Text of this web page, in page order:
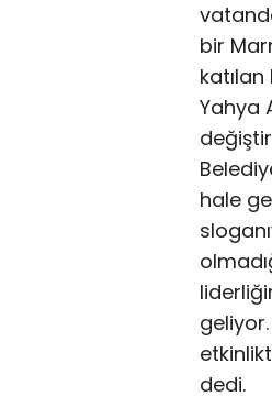
bir
Yahya
hale
dedi.